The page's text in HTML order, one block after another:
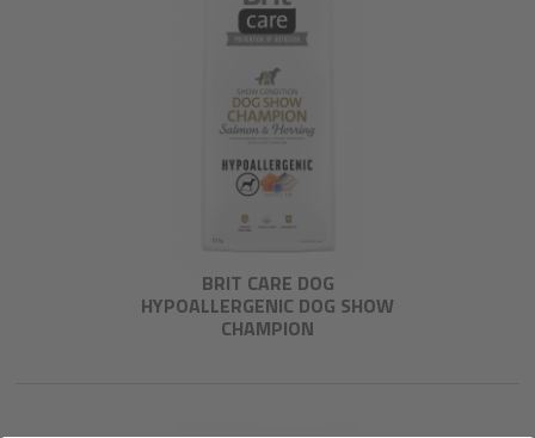
BRIT CARE DOG
HYPOALLERGENIC DOG SHOW
CHAMPION